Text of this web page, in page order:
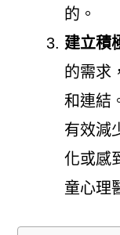
的。
建立積
的需求
和連結
有效減
化或感
童心理